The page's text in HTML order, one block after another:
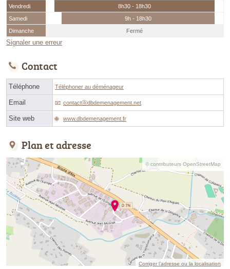
Vendredi
8h30 - 18h30
Samedi
9h - 18h30
Dimanche
Fermé
Signaler une erreur
Contact
Téléphone Téléphoner au déménageur
Email contactⓐdbdemenagement.net
Site web www.dbdemenagement.fr
Plan et adresse
© contributeurs OpenStreetMap
Corriger l’adresse ou la localisation